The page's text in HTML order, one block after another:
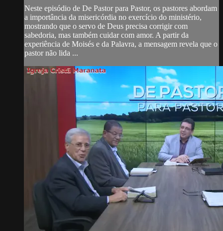
Neste episódio de De Pastor para Pastor, os pastores abordam
a importância da misericórdia no exercício do ministério,
mostrando que o servo de Deus precisa corrigir com
sabedoria, mas também cuidar com amor. A partir da
experiência de Moisés e da Palavra, a mensagem revela que o
pastor não lida ...